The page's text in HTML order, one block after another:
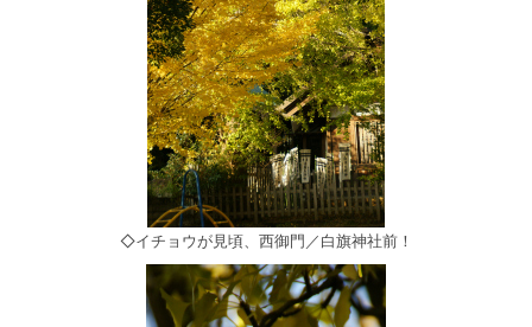
◇イチョウが見頃、西御門／白旗神社前！